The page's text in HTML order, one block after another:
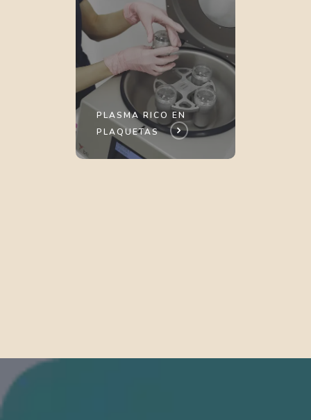
PLASMA RICO EN
PLAQUETAS